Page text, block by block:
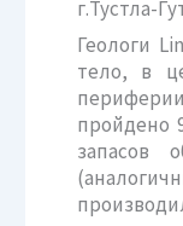
г.Тустла-
Геологи
тело, в
пройдено
запасов